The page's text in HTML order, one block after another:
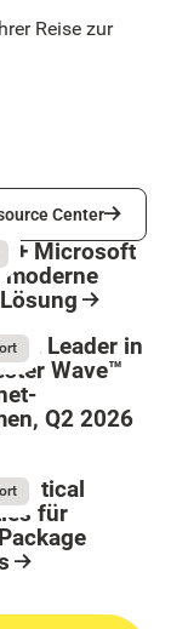
Reise zur
Center
Center
+ Microsoft
ist Leader in
Wave™
Q2 2026
Critical
für